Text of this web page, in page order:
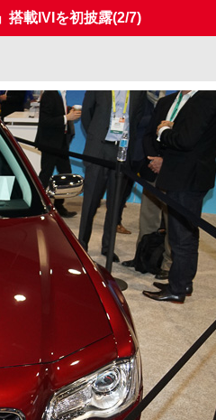
搭載IVIを初披露(2/7)